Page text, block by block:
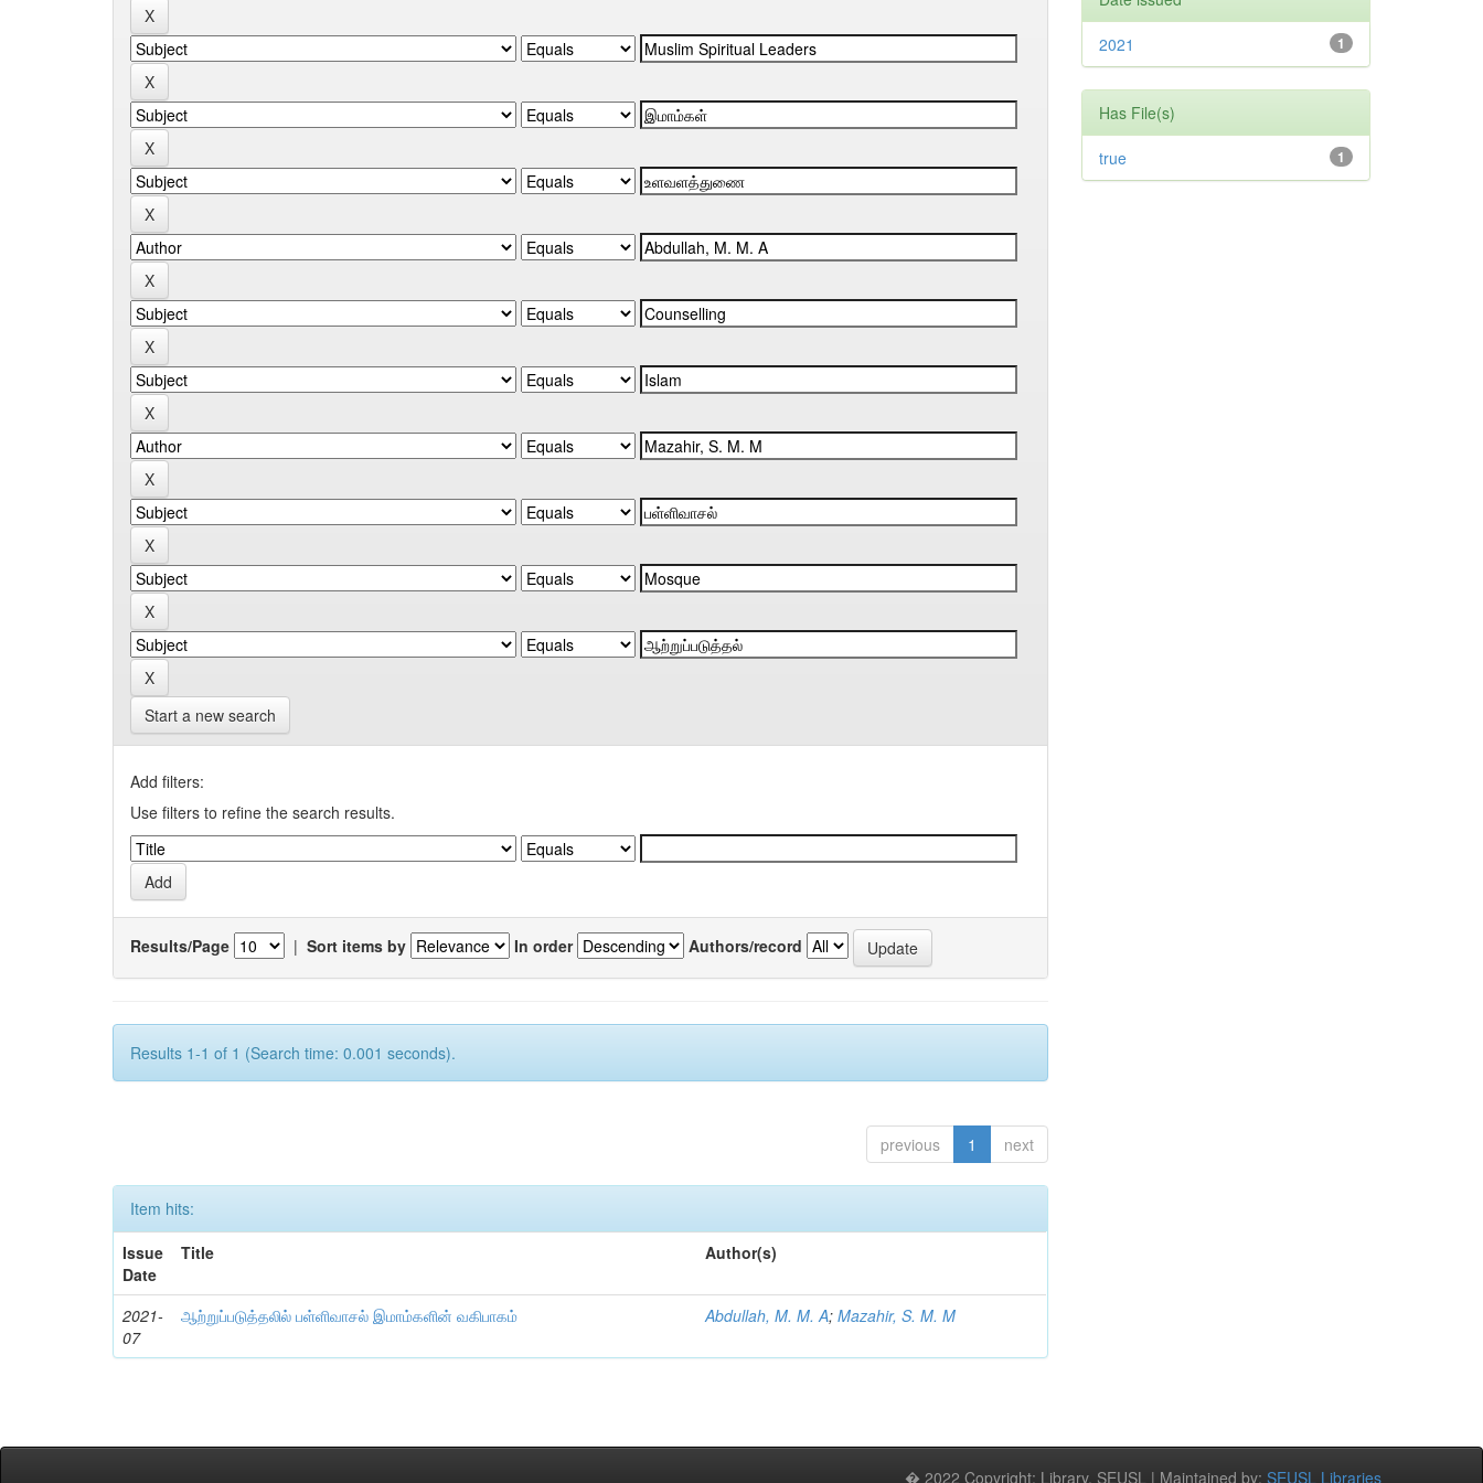
Start a new search
Add filters:
Use filters to refine the search results.
Results/Page | Sort items by In order Authors/record
Results 1-1 of 1 (Search time: 0.001 seconds).
previous 1 next
Item hits:
Issue
Date
Title Author(s)
2021-
07
ஆற்றுப்படுத்தலில் பள்ளிவாசல் இமாம்களின் வகிபாகம் Abdullah, M. M. A;Mazahir, S. M. M
1
2021
Has File(s)
1
true
� 2022 Copyright: Library, SEUSL | Maintained by: SEUSL Libraries